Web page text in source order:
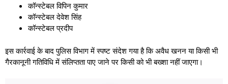
कॉन्स्टेबल विपिन कुमार
कॉन्स्टेबल देवेश सिंह
कॉन्स्टेबल प्रदीप
इस कार्रवाई के बाद पुलिस विभाग में स्पष्ट संदेश गया है कि अवैध खनन या किसी भी
गैरकानूनी गतिविधि में संलिप्तता पाए जाने पर किसी को भी बख्शा नहीं जाएगा।